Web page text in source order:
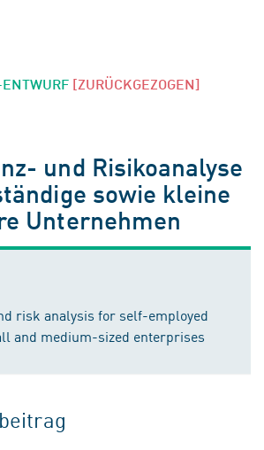
[ZURÜCKGEZOGEN]
und Risikoanalyse
sowie kleine
Unternehmen
risk analysis for self-employed
and medium-sized enterprises